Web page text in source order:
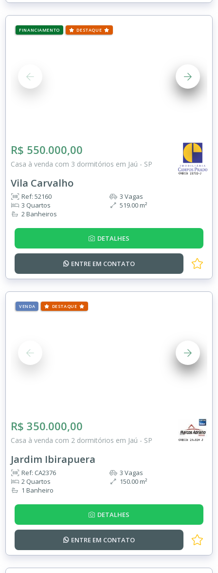
FINANCIAMENTO DESTAQUE
R$ 550.000,00
Casa à venda com 3 dormitórios em Jaú - SP
Vila Carvalho
Ref: 52160
3 Quartos
2 Banheiros
3 Vagas
519.00 m²
DETALHES
ENTRE EM CONTATO
VENDA DESTAQUE
R$ 350.000,00
Casa à venda com 2 dormitórios em Jaú - SP
Jardim Ibirapuera
Ref: CA2376
2 Quartos
1 Banheiro
3 Vagas
150.00 m²
DETALHES
ENTRE EM CONTATO